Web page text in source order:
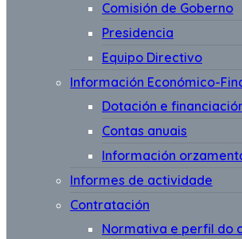
Comisión de Goberno
Presidencia
Equipo Directivo
Información Económico-
Dotación e
Contas anuais
Información
Informes de actividade
Contratación
Normativa e perfil do